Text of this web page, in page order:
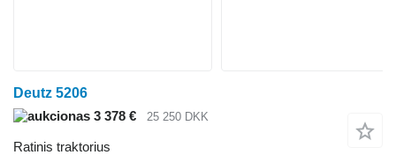
Deutz 5206
3 378 €
25 250 DKK
Ratinis traktorius